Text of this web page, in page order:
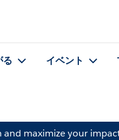
る イベント
and maximize your